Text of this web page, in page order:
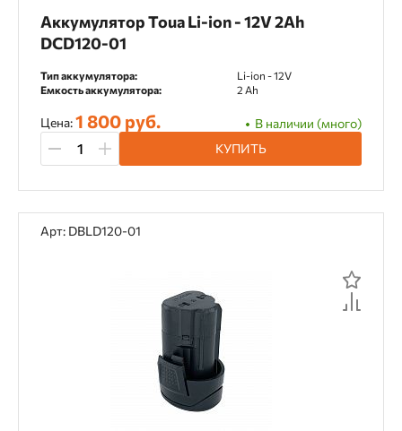
Аккумулятор Toua Li-ion - 12V 2Ah
DCD120-01
Тип аккумулятора:
Li-ion - 12V
Емкость аккумулятора:
2 Ah
Цена:1 800 руб.
В наличии (много)
КУПИТЬ
Арт: DBLD120-01